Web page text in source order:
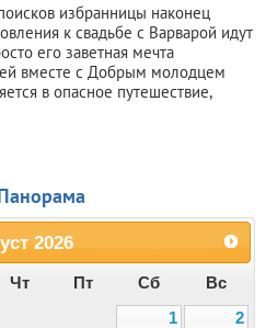
избранницы наконец
к свадьбе с Варварой идут
его заветная мечта
вместе с Добрым молодцем
в опасное путешествие,
2026
Чт Пт Сб
Вс
1
2